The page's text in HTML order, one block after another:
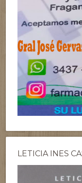
LETICIA INES